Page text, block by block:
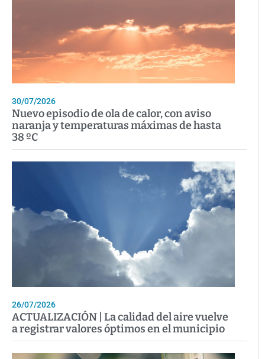
30/07/2026
Nuevo episodio de ola de calor, con aviso
naranja y temperaturas máximas de hasta
38 ºC
26/07/2026
ACTUALIZACIÓN | La calidad del aire vuelve
a registrar valores óptimos en el municipio